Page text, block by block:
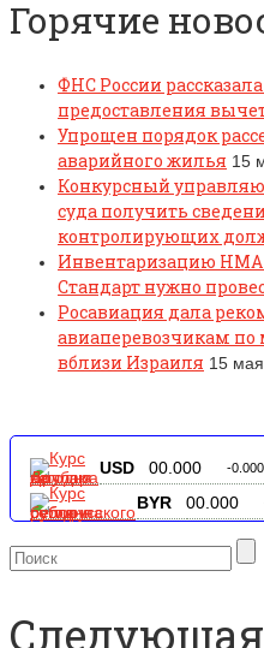
Горячие
ФНС России
предоставления
Упрощен порядок
аварийного жилья 15
Конкурсный
суда получить
контролирующих
Инвентаризацию НМА
Стандарт нужно
Росавиация дала
авиаперевозчикам
вблизи Израиля 15
USD 00.000 -0.000
BYR 00.000